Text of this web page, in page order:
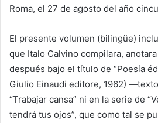
Roma, el 27 de agosto del año
El presente volumen (bilingüe)
que Italo Calvino compilara,
después bajo el título de “Poesía
Giulio Einaudi editore, 1962)
“Trabajar cansa” ni en la serie de
tendrá tus ojos”, que como tal se